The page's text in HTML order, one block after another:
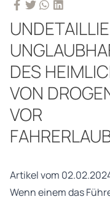
DES
VON
VOR
Artikel vom
Wenn einem das